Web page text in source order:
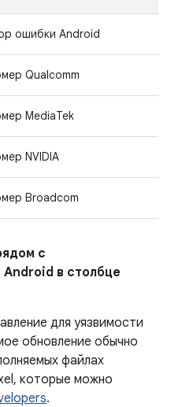
ошибки Android
Qualcomm
MediaTek
NVIDIA
Broadcom
с
в столбце
для уязвимости
обновление обычно
файлах
которые можно
.